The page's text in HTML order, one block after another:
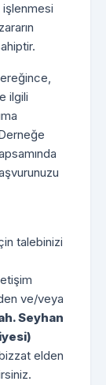
işlenmesi
ilgili
talebinizi
ve/veya
Seyhan
elden